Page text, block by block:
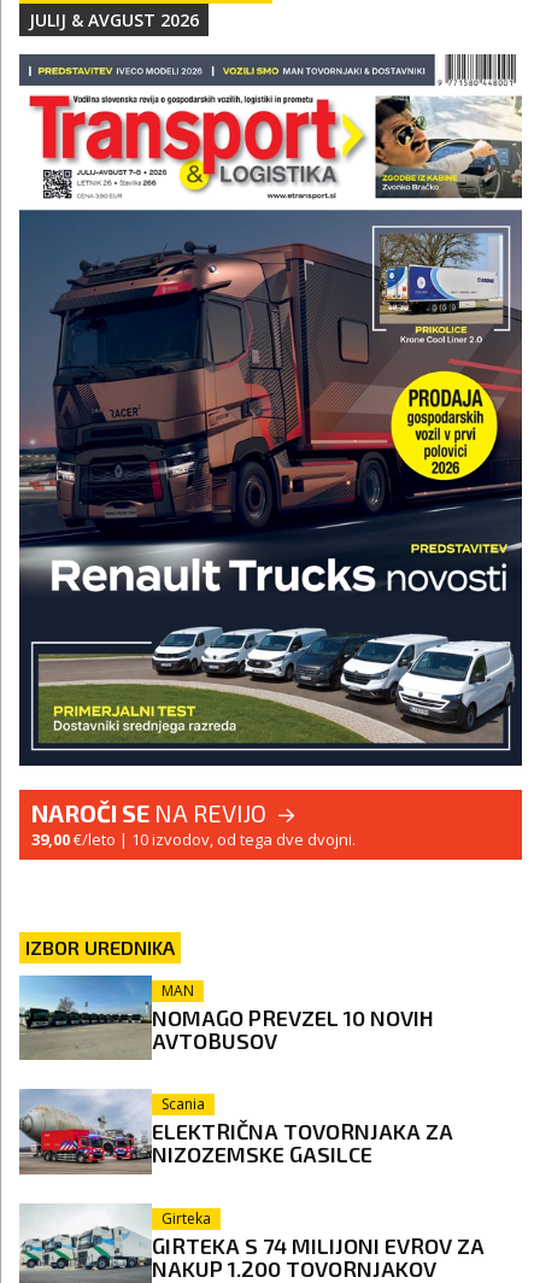
JULIJ & AVGUST 2026
NAROČI SE NA REVIJO
39,00€/leto | 10 izvodov, od tega dve dvojni.
IZBOR UREDNIKA
MAN
NOMAGO PREVZEL 10 NOVIH
AVTOBUSOV
Scania
ELEKTRIČNA TOVORNJAKA ZA
NIZOZEMSKE GASILCE
Girteka
GIRTEKA S 74 MILIJONI EVROV ZA
NAKUP 1.200 TOVORNJAKOV